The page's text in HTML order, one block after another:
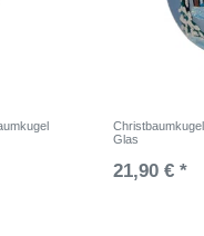
Glas
21,90 € *